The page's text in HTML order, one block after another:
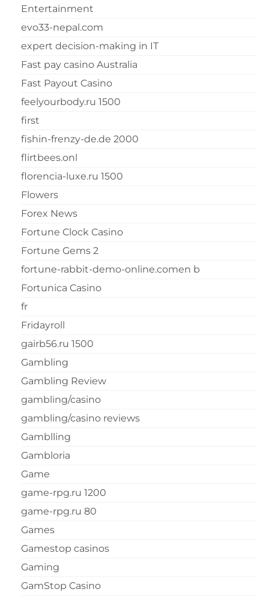
Entertainment
evo33-nepal.com
expert decision-making in IT
Fast pay casino Australia
Fast Payout Casino
feelyourbody.ru 1500
first
fishin-frenzy-de.de 2000
flirtbees.onl
florencia-luxe.ru 1500
Flowers
Forex News
Fortune Clock Casino
Fortune Gems 2
fortune-rabbit-demo-online.comen b
Fortunica Casino
fr
Fridayroll
gairb56.ru 1500
Gambling
Gambling Review
gambling/casino
gambling/casino reviews
Gamblling
Gambloria
Game
game-rpg.ru 1200
game-rpg.ru 80
Games
Gamestop casinos
Gaming
GamStop Casino